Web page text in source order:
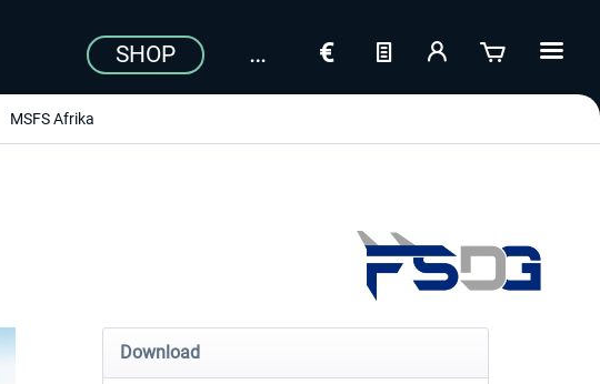
SHOP
MSFS Afrika
Download